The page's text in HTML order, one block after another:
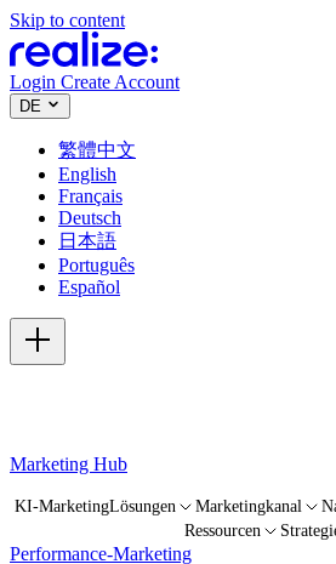
Skip to content
Login Create Account
DE
繁體中文
English
Français
Deutsch
日本語
Português
Español
Marketing Hub
KI-MarketingLösungen Marketingkanal
Ressourcen
Performance-Marketing